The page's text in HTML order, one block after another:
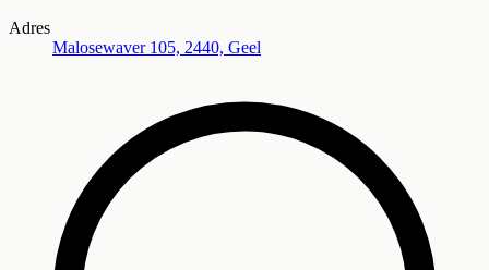
Adres
Malosewaver 105, 2440, Geel